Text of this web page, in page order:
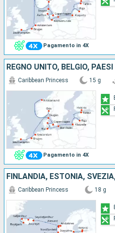
Pagamento in 4X
Pagamento in 4X
Caribbean Princess 15 g
Caribbean Princess 18 g